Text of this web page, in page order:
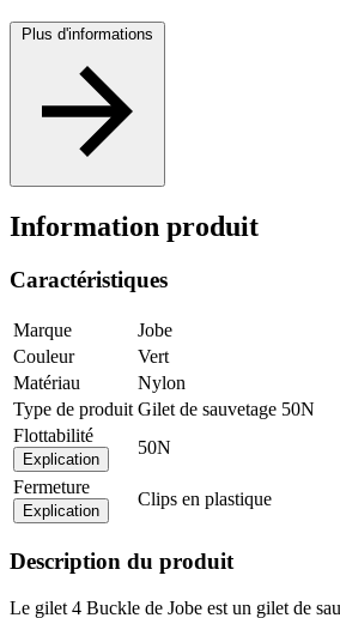
Plus d'informations
Information produit
Caractéristiques
Marque
Jobe
Couleur
Vert
Matériau
Nylon
Type de produit Gilet de sauvetage 50N
Flottabilité
Explication
50N
Fermeture
Explication
Clips en plastique
Description du produit
Le gilet 4 Buckle de Jobe est un gilet de